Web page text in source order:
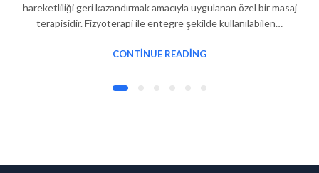
hareketliliği geri kazandırmak amacıyla uygulanan özel bir masaj
terapisidir. Fizyoterapi ile entegre şekilde kullanılabilen…
CONTINUE READING